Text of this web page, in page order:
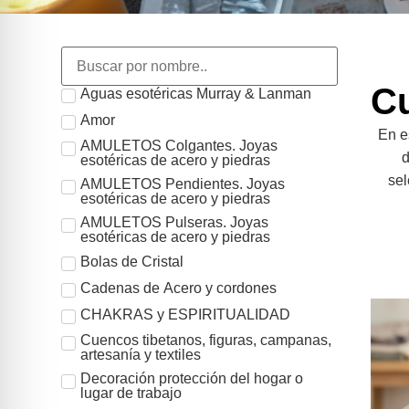
Aguas esotéricas Murray & Lanman
Amor
AMULETOS Colgantes. Joyas
esotéricas de acero y piedras
AMULETOS Pendientes. Joyas
esotéricas de acero y piedras
AMULETOS Pulseras. Joyas
esotéricas de acero y piedras
Bolas de Cristal
Cadenas de Acero y cordones
CHAKRAS y ESPIRITUALIDAD
Cuencos tibetanos, figuras, campanas,
artesanía y textiles
Decoración protección del hogar o
lugar de trabajo
En